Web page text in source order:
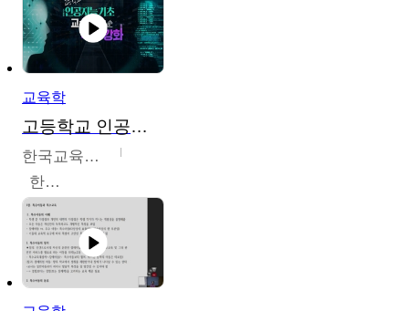
교육학
고등학교 인공지능 기초 교수ㆍ학습 역량 강화
한국교육학술정보원
한국교육학술정보원